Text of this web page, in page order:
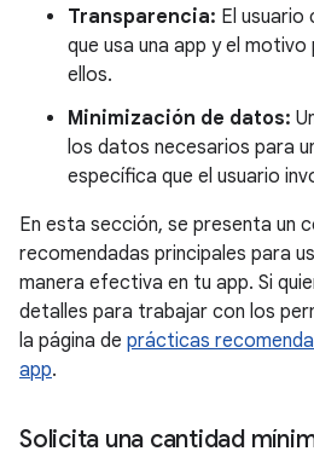
Transparencia: El
que usa una app y el
ellos.
Minimización de datos:
los datos necesarios para
específica que el usuario
En esta sección, se presenta un
recomendadas principales para
manera efectiva en tu app. Si
detalles para trabajar con los
la página de prácticas
app.
Solicita una cantidad